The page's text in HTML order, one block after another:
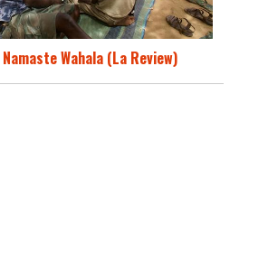
Wahala (La Review)